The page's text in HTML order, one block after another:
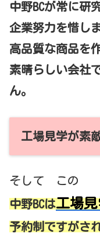
中野BCが常に研
企業努力を惜し
高品質な商品を
素晴らしい会社
ん。
工場見学が素
そして この
中野BCは工場
予約制ですがさ